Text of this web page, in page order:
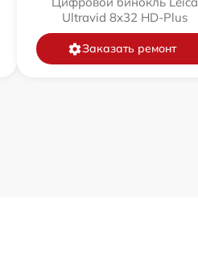
Ultravid 8x32 HD-Plus
Заказать ремонт